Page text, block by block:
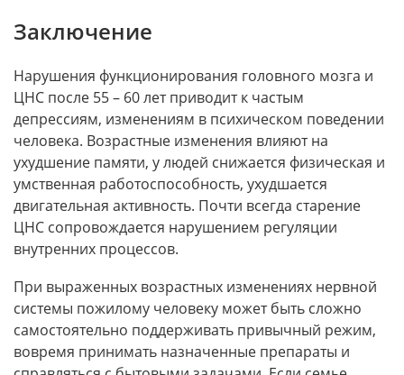
Заключение
Нарушения функционирования головного мозга и
ЦНС после 55 – 60 лет приводит к частым
депрессиям, изменениям в психическом поведении
человека. Возрастные изменения влияют на
ухудшение памяти, у людей снижается физическая и
умственная работоспособность, ухудшается
двигательная активность. Почти всегда старение
ЦНС сопровождается нарушением регуляции
внутренних процессов.
При выраженных возрастных изменениях нервной
системы пожилому человеку может быть сложно
самостоятельно поддерживать привычный режим,
вовремя принимать назначенные препараты и